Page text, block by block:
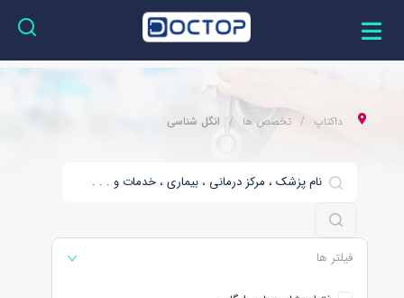
داکتاپ تخصص ها انگل شناسی
فیلتر ها